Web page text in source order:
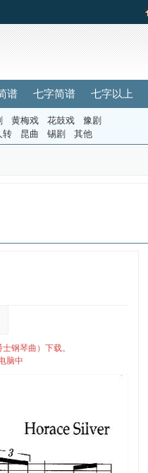
谱 七字简谱 七字以上
黄梅戏 花鼓戏
豫剧
转 昆曲 锡剧 其他
钢琴曲）下载。
脑中